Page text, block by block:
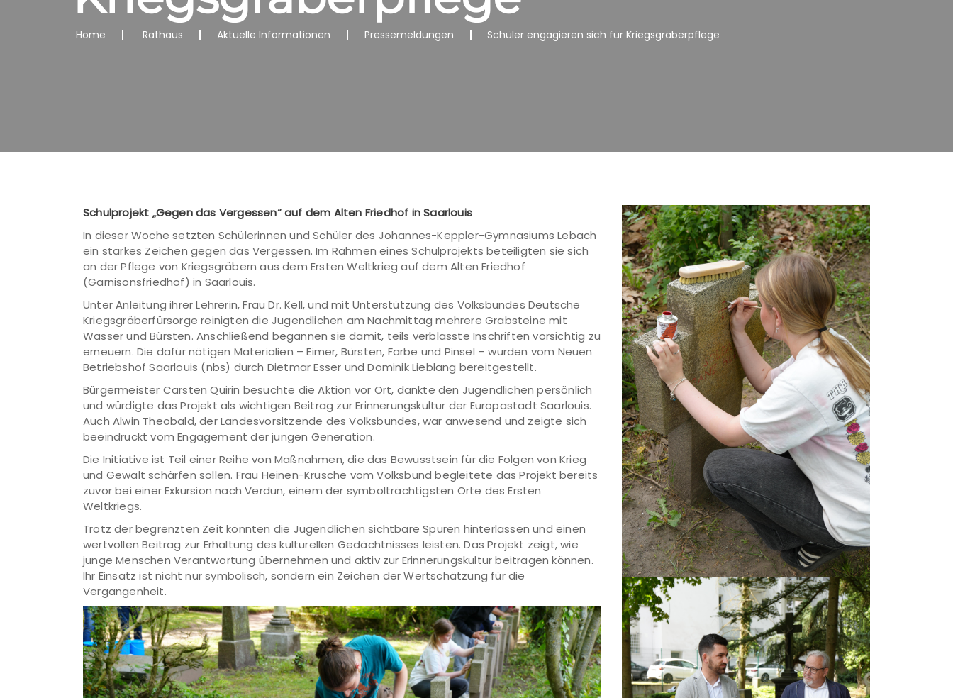
Home Rathaus Aktuelle Informationen Pressemeldungen Schüler engagieren sich für Kriegsgräberpflege
Schulprojekt „Gegen das Vergessen“ auf dem Alten Friedhof in Saarlouis
In dieser Woche setzten Schülerinnen und Schüler des Johannes-Keppler-Gymnasiums Lebach
ein starkes Zeichen gegen das Vergessen. Im Rahmen eines Schulprojekts beteiligten sie sich
an der Pflege von Kriegsgräbern aus dem Ersten Weltkrieg auf dem Alten Friedhof
(Garnisonsfriedhof) in Saarlouis.
Unter Anleitung ihrer Lehrerin, Frau Dr. Kell, und mit Unterstützung des Volksbundes Deutsche
Kriegsgräberfürsorge reinigten die Jugendlichen am Nachmittag mehrere Grabsteine mit
Wasser und Bürsten. Anschließend begannen sie damit, teils verblasste Inschriften vorsichtig zu
erneuern. Die dafür nötigen Materialien – Eimer, Bürsten, Farbe und Pinsel – wurden vom Neuen
Betriebshof Saarlouis (nbs) durch Dietmar Esser und Dominik Lieblang bereitgestellt.
Bürgermeister Carsten Quirin besuchte die Aktion vor Ort, dankte den Jugendlichen persönlich
und würdigte das Projekt als wichtigen Beitrag zur Erinnerungskultur der Europastadt Saarlouis.
Auch Alwin Theobald, der Landesvorsitzende des Volksbundes, war anwesend und zeigte sich
beeindruckt vom Engagement der jungen Generation.
Die Initiative ist Teil einer Reihe von Maßnahmen, die das Bewusstsein für die Folgen von Krieg
und Gewalt schärfen sollen. Frau Heinen-Krusche vom Volksbund begleitete das Projekt bereits
zuvor bei einer Exkursion nach Verdun, einem der symbolträchtigsten Orte des Ersten
Weltkriegs.
Trotz der begrenzten Zeit konnten die Jugendlichen sichtbare Spuren hinterlassen und einen
wertvollen Beitrag zur Erhaltung des kulturellen Gedächtnisses leisten. Das Projekt zeigt, wie
junge Menschen Verantwortung übernehmen und aktiv zur Erinnerungskultur beitragen können.
Ihr Einsatz ist nicht nur symbolisch, sondern ein Zeichen der Wertschätzung für die
Vergangenheit.